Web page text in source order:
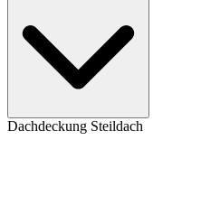
Dachdeckung Steildach